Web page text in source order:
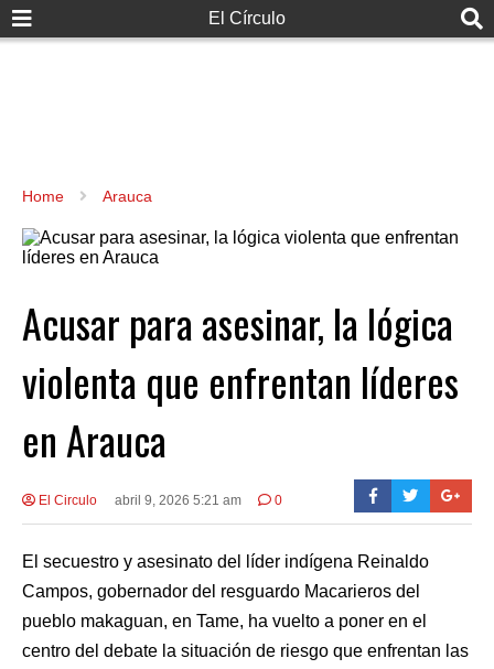
El Círculo
Home Arauca
Acusar para asesinar, la lógica
violenta que enfrentan líderes
en Arauca
El Circulo abril 9, 2026 5:21 am 0
El secuestro y asesinato del líder indígena Reinaldo
Campos, gobernador del resguardo Macarieros del
pueblo makaguan, en Tame, ha vuelto a poner en el
centro del debate la situación de riesgo que enfrentan las